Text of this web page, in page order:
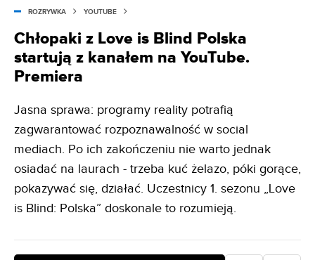
ROZRYWKA YOUTUBE
Chłopaki z Love is Blind Polska
startują z kanałem na YouTube.
Premiera
Jasna sprawa: programy reality potrafią
zagwarantować rozpoznawalność w social
mediach. Po ich zakończeniu nie warto jednak
osiadać na laurach - trzeba kuć żelazo, póki gorące,
pokazywać się, działać. Uczestnicy 1. sezonu „Love
is Blind: Polska” doskonale to rozumieją.